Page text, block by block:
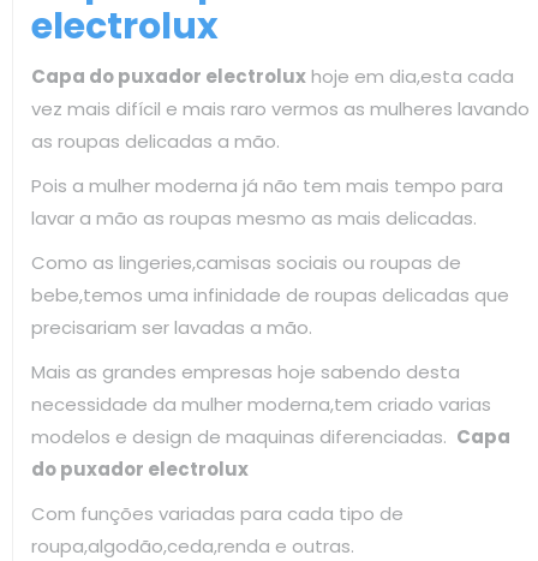
electrolux
Capa do puxador electroluxhoje em dia,esta cada
vez mais difícil e mais raro vermos as mulheres lavando
as roupas delicadas a mão.
Pois a mulher moderna já não tem mais tempo para
lavar a mão as roupas mesmo as mais delicadas.
Como as lingeries,camisas sociais ou roupas de
bebe,temos uma infinidade de roupas delicadas que
precisariam ser lavadas a mão.
Mais as grandes empresas hoje sabendo desta
necessidade da mulher moderna,tem criado varias
modelos e design de maquinas diferenciadas. Capa
do puxador electrolux
Com funções variadas para cada tipo de
roupa,algodão,ceda,renda e outras.